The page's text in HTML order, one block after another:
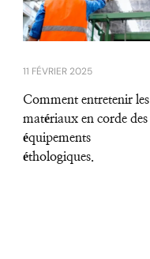
11 FÉVRIER 2025
Comment entretenir les
matériaux en corde des
équipements
éthologiques.